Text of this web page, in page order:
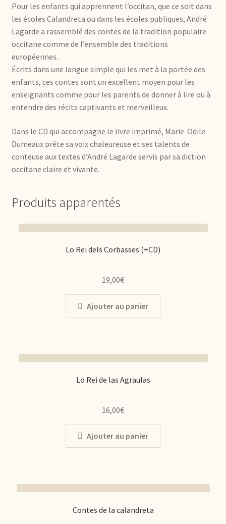
Pour les enfants qui apprennent l’occitan, que ce soit dans
les écoles Calandreta ou dans les écoles publiques, André
Lagarde a rassemblé des contes de la tradition populaire
occitane comme de l’ensemble des traditions
européennes.
Écrits dans une langue simple qui les met à la portée des
enfants, ces contes sont un excellent moyen pour les
enseignants comme pour les parents de donner à lire ou à
entendre des récits captivants et merveilleux.
Dans le CD qui accompagne le livre imprimé, Marie-Odile
Dumeaux prête sa voix chaleureuse et ses talents de
conteuse aux textes d’André Lagarde servis par sa diction
occitane claire et vivante.
Produits apparentés
Lo Rei dels Corbasses (+CD)
19,00€
Ajouter au panier
Lo Rei de las Agraulas
16,00€
Ajouter au panier
Contes de la calandreta